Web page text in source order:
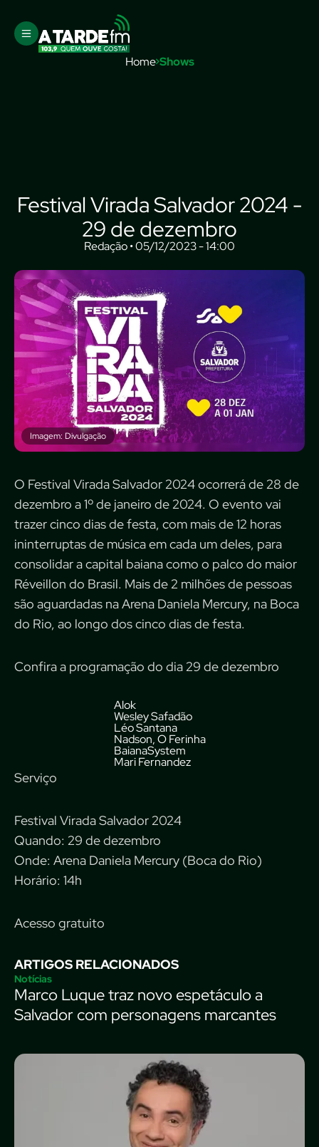
Home Shows
Festival Virada Salvador 2024 -
29 de dezembro
Redação • 05/12/2023 - 14:00
Imagem: Divulgação
O Festival Virada Salvador 2024 ocorrerá de 28 de
dezembro a 1º de janeiro de 2024. O evento vai
trazer cinco dias de festa, com mais de 12 horas
ininterruptas de música em cada um deles, para
consolidar a capital baiana como o palco do maior
Réveillon do Brasil. Mais de 2 milhões de pessoas
são aguardadas na Arena Daniela Mercury, na Boca
do Rio, ao longo dos cinco dias de festa.
Confira a programação do dia 29 de dezembro
Alok
Wesley Safadão
Léo Santana
Nadson, O Ferinha
BaianaSystem
Mari Fernandez
Serviço
Festival Virada Salvador 2024
Quando: 29 de dezembro
Onde: Arena Daniela Mercury (Boca do Rio)
Horário: 14h
Acesso gratuito
ARTIGOS RELACIONADOS
Notícias
Marco Luque traz novo espetáculo a
Salvador com personagens marcantes